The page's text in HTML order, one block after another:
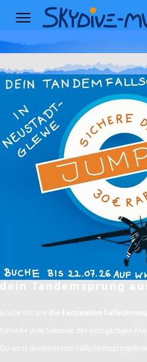
dein Tandemsprung
Erlebe mit uns die Faszination
Genieße jede Sekunde des einzigartigen
Du wirst deinen ersten Fallschirmspringen